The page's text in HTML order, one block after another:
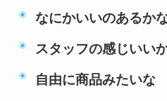
なにかいいのあるか
スタッフの感じいい
自由に商品みたいな